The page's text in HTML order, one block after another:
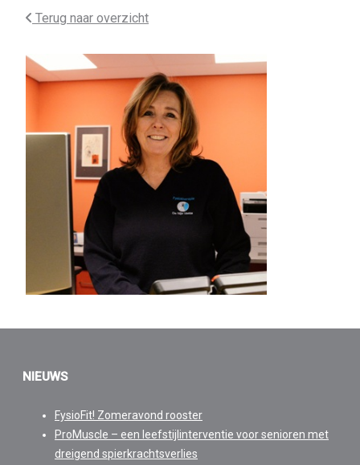
Terug naar overzicht
NIEUWS
FysioFit! Zomeravond rooster
ProMuscle – een leefstijlinterventie voor senioren met
dreigend spierkrachtsverlies